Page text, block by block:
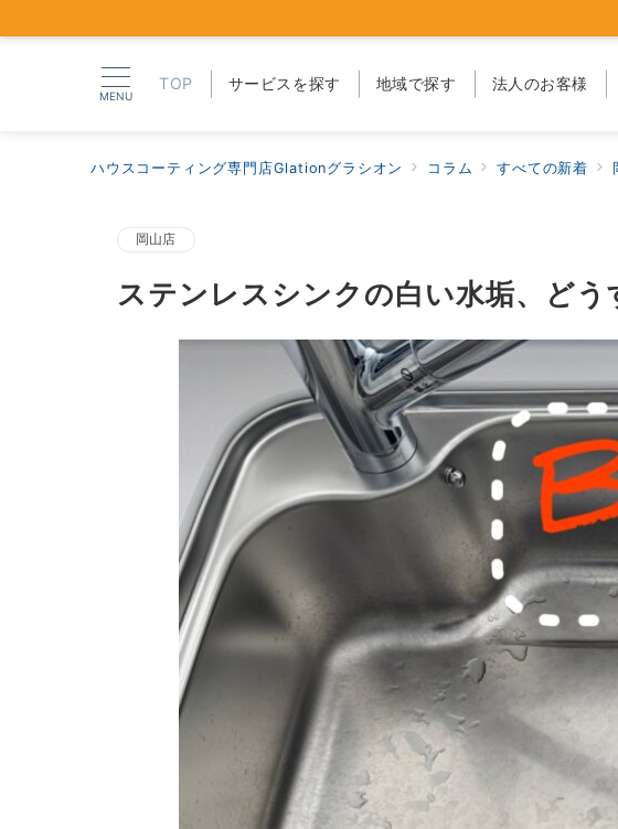
MENU
TOP サービスを探す 地域で探す 法人のお客様
ハウスコーティング専門店Glationグラシオン コラム すべての新着
岡山店
ステンレスシンクの白い水垢、どう